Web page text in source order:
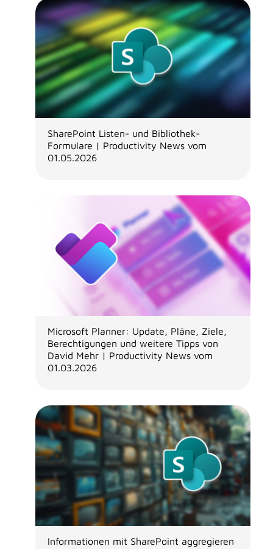
SharePoint Listen- und Bibliothek-
Formulare | Productivity News vom
01.05.2026
Microsoft Planner: Update, Pläne, Ziele,
Berechtigungen und weitere Tipps von
David Mehr | Productivity News vom
01.03.2026
Informationen mit SharePoint aggregieren